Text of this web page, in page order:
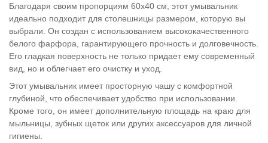
Благодаря своим пропорциям 60х40 см, этот умывальник
идеально подходит для столешницы размером, которую вы
выбрали. Он создан с использованием высококачественного
белого фарфора, гарантирующего прочность и долговечность.
Его гладкая поверхность не только придает ему современный
вид, но и облегчает его очистку и уход.
Этот умывальник имеет просторную чашу с комфортной
глубиной, что обеспечивает удобство при использовании.
Кроме того, он имеет дополнительную площадь на краю для
мыльницы, зубных щеток или других аксессуаров для личной
гигиены.